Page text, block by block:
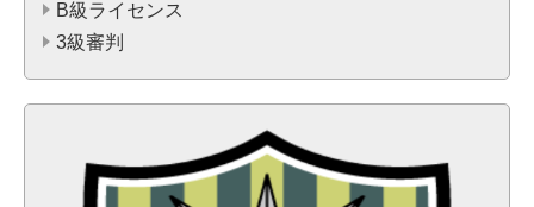
B級ライセンス
3級審判